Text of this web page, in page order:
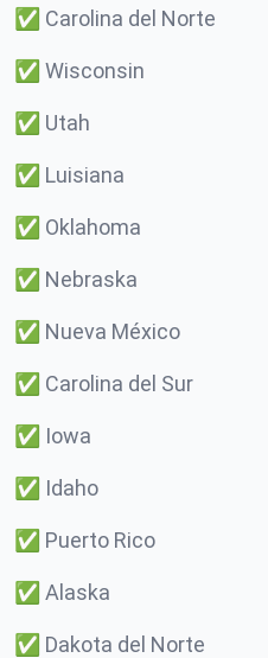
✅ Carolina del Norte
✅ Wisconsin
✅ Utah
✅ Luisiana
✅ Oklahoma
✅ Nebraska
✅ Nueva México
✅ Carolina del Sur
✅ Iowa
✅ Idaho
✅ Puerto Rico
✅ Alaska
✅ Dakota del Norte